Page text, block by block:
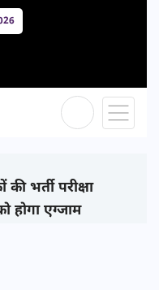
भर्ती परीक्षा
होगा एग्जाम